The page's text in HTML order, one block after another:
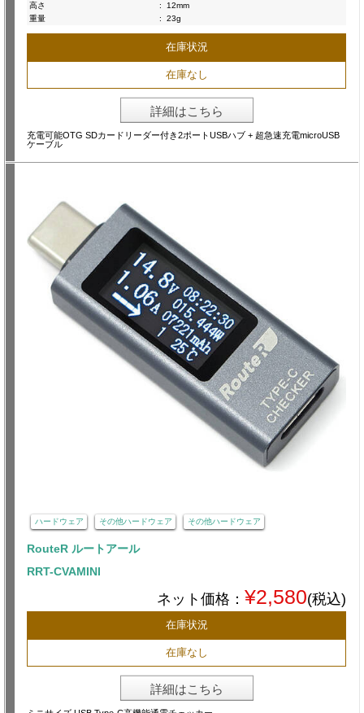
高さ
:
12mm
重量
: 23g
在庫状況
在庫なし
詳細はこちら
充電可能OTG SDカードリーダー付き2ポートUSBハブ + 超急速充電microUSB
ケーブル
ハードウェア その他ハードウェア その他ハードウェア
RouteR ルートアール
RRT-CVAMINI
ネット価格： ¥2,580(税込)
在庫状況
在庫なし
詳細はこちら